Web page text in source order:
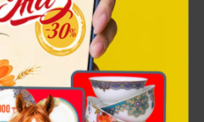
аңыздары
"көне алтын" түсті
мм. 2.1 кг
қаптама.